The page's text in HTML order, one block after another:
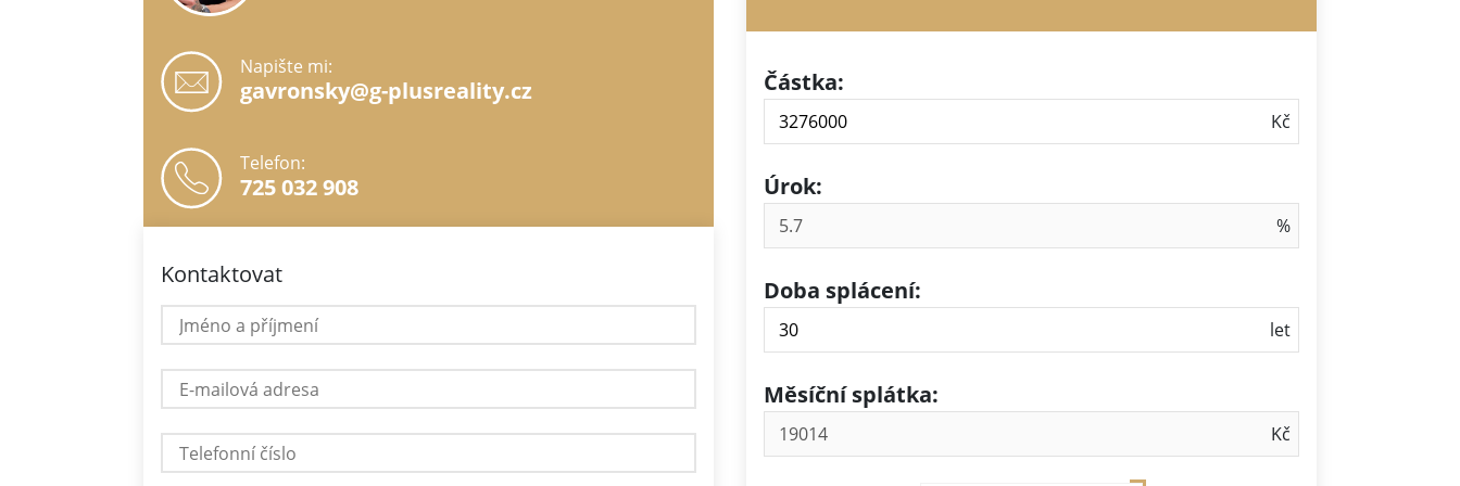
Napište mi:
gavronsky@g-plusreality.cz
Telefon:
725 032 908
Kontaktovat
Částka:
Úrok:
Doba splácení:
Měsíční splátka: